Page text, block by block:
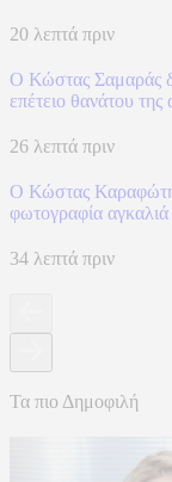
20 λεπτά πριν
Ο Κώστας Σαμαράς
επέτειο θανάτου
26 λεπτά πριν
Ο Κώστας
φωτογραφία
34 λεπτά πριν
Τα πιο Δημοφιλή